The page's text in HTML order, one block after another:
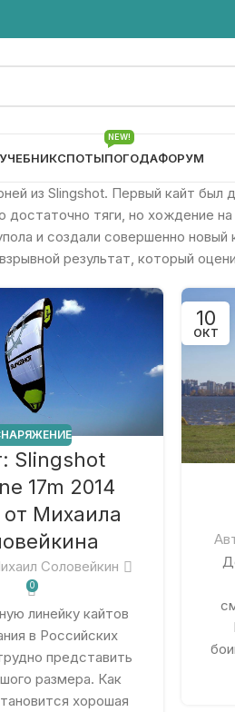
УЧЕБНИКСПОТЫПОГОДА
NEW!
ФОРУМ
из Slingshot. Первый кайт
тяги, но хождение
и создали совершенно новый
результат, который
Slingshot
17m 2014
от Михаила
Соловейкин
0
линейку кайтов
в Российских
представить
размера. Как
хорошая
10
ОКТ